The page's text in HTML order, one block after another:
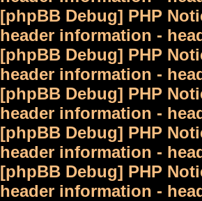
[phpBB Debug] PHP
header information -
[phpBB Debug] PHP
header information -
[phpBB Debug] PHP
header information -
[phpBB Debug] PHP
header information -
[phpBB Debug] PHP
header information -